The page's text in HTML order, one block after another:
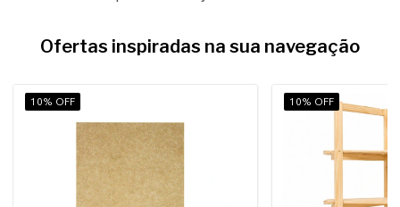
Ofertas inspiradas na sua navegação
10% OFF 10% OFF